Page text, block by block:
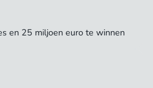
en 25 miljoen euro te winnen